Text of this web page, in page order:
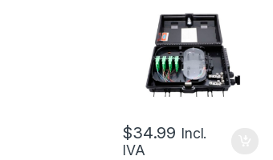
$34.99 Incl.
IVA